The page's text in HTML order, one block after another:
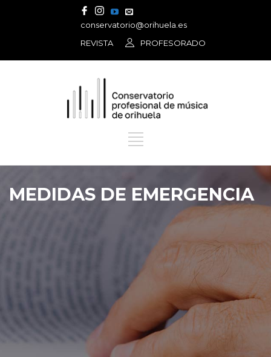
conservatorio@orihuela.es
PROFESORADO
REVISTA
MEDIDAS DE EMERGENCIA